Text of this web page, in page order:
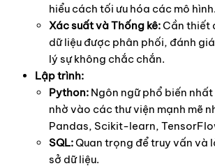
hiểu cách tối ưu hóa các mô hình.
Xác suất và Thống kê:Cần thiết
dữ liệu được phân phối, đánh
lý sự không chắc chắn.
Lập trình:
Python: Ngôn ngữ phổ biến
nhờ vào các thư viện mạnh mẽ
Pandas, Scikit-learn,
SQL:Quan trọng để truy vấn và
sở dữ liệu.